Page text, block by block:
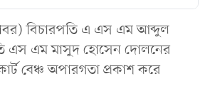
বিচারপতি এ এস এম আব্দুল
এস এম মাসুদ হোসেন দোলনের
বেঞ্চ অপারগতা প্রকাশ করে